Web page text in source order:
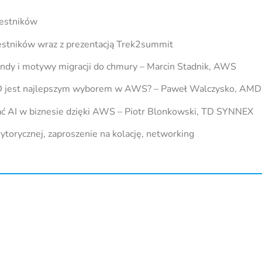
wraz z prezentacją Trek2summit
i motywy migracji do chmury – Marcin Stadnik, AWS
najlepszym wyborem w AWS? – Paweł Walczysko, AMD
AI w biznesie dzięki AWS – Piotr Blonkowski, TD SYNNEX
zaproszenie na kolację, networking